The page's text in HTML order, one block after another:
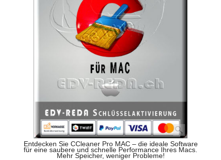
Entdecken Sie CCleaner Pro MAC – die ideale Software
für eine saubere und schnelle Performance Ihres Macs.
Mehr Speicher, weniger Probleme!